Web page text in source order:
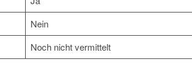
Nein
Noch nicht vermittelt